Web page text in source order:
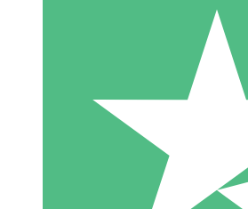
Paquetes de Créditos
Paga según el uso con créditos de
10 00